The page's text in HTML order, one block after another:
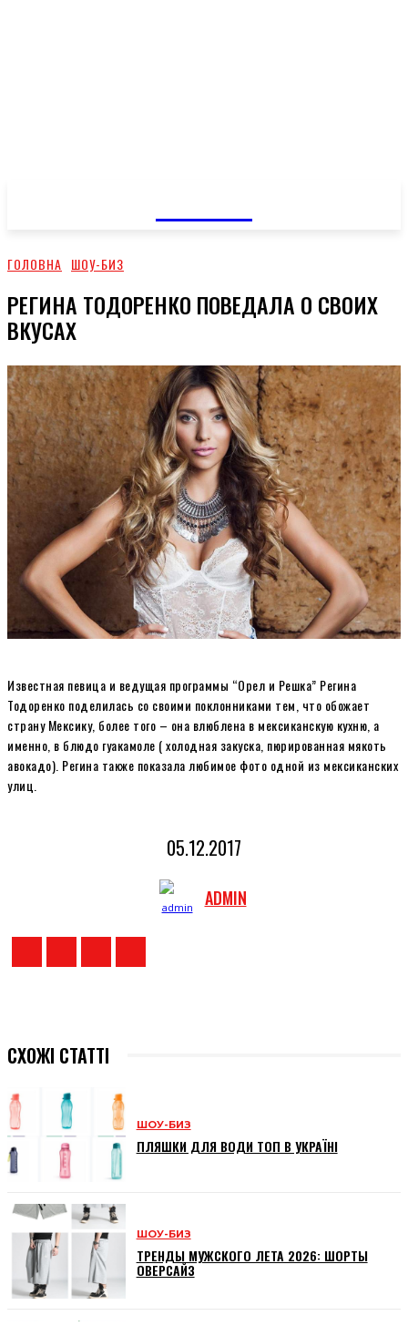
ГОЛОВНА ШОУ-БИЗ
РЕГИНА ТОДОРЕНКО ПОВЕДАЛА О СВОИХ
ВКУСАХ
Известная певица и ведущая программы “Орел и Решка” Регина
Тодоренко поделилась со своими поклонниками тем, что обожает
страну Мексику, более того – она влюблена в мексиканскую кухню, а
именно, в блюдо гуакамоле ( холодная закуска, пюрированная мякоть
авокадо). Регина также показала любимое фото одной из мексиканских
улиц.
05.12.2017
ADMIN
СХОЖІ СТАТТІ
ШОУ-БИЗ
ПЛЯШКИ ДЛЯ ВОДИ ТОП В УКРАЇНІ
ШОУ-БИЗ
ТРЕНДЫ МУЖСКОГО ЛЕТА 2026: ШОРТЫ
ОВЕРСАЙЗ